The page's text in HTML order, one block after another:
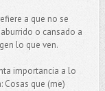
a que no se
o cansado a
lo que ven.
importancia a lo
Cosas que (me)